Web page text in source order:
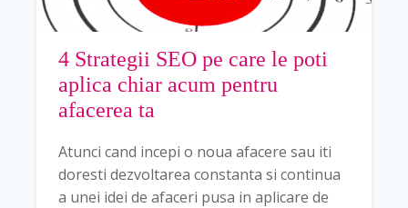
4 Strategii SEO pe care le poti
aplica chiar acum pentru
afacerea ta
Atunci cand incepi o noua afacere sau iti
doresti dezvoltarea constanta si continua
a unei idei de afaceri pusa in aplicare de